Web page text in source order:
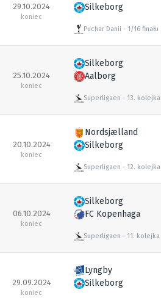
29.10.2024
koniec
Silkeborg
Puchar Danii 1/16 finału
25.10.2024
koniec
Silkeborg
Aalborg
Superligaen 13. kolejka
20.10.2024
koniec
Nordsjælland
Silkeborg
Superligaen 12. kolejka
06.10.2024
koniec
Silkeborg
FC Kopenhaga
Superligaen 11. kolejka
29.09.2024
koniec
Lyngby
Silkeborg